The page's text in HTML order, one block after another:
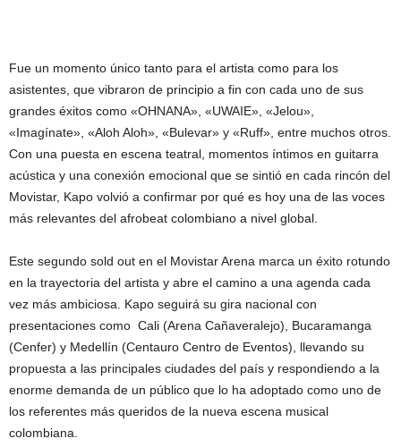
Fue un momento único tanto para el artista como para los
asistentes, que vibraron de principio a fin con cada uno de sus
grandes éxitos como «OHNANA», «UWAIE», «Jelou»,
«Imagínate», «Aloh Aloh», «Bulevar» y «Ruff», entre muchos otros.
Con una puesta en escena teatral, momentos íntimos en guitarra
acústica y una conexión emocional que se sintió en cada rincón del
Movistar, Kapo volvió a confirmar por qué es hoy una de las voces
más relevantes del afrobeat colombiano a nivel global.
Este segundo sold out en el Movistar Arena marca un éxito rotundo
en la trayectoria del artista y abre el camino a una agenda cada
vez más ambiciosa. Kapo seguirá su gira nacional con
presentaciones como Cali (Arena Cañaveralejo), Bucaramanga
(Cenfer) y Medellín (Centauro Centro de Eventos), llevando su
propuesta a las principales ciudades del país y respondiendo a la
enorme demanda de un público que lo ha adoptado como uno de
los referentes más queridos de la nueva escena musical
colombiana.